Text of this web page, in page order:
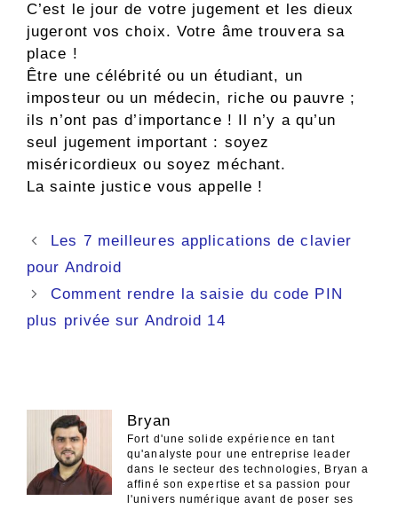
C’est le jour de votre jugement et les dieux
jugeront vos choix. Votre âme trouvera sa
place !
Être une célébrité ou un étudiant, un
imposteur ou un médecin, riche ou pauvre ;
ils n’ont pas d’importance ! Il n’y a qu’un
seul jugement important : soyez
miséricordieux ou soyez méchant.
La sainte justice vous appelle !
Navigation
des
Les 7 meilleures applications de clavier
pour Android
Comment rendre la saisie du code PIN
plus privée sur Android 14
Bryan
Fort d'une solide expérience en tant
qu'analyste pour une entreprise leader
dans le secteur des technologies, Bryan a
affiné son expertise et sa passion pour
l'univers numérique avant de poser ses